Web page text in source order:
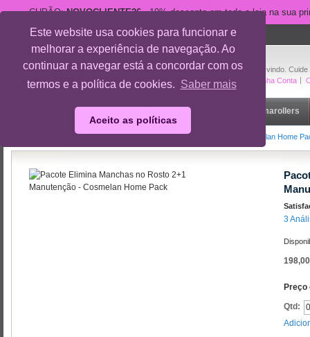
Este website usa cookies para funcionar e
melhorar a experiência de navegação. Ao
continuar a navegar está a concordar com os
termos e a política de cookies. Saber mais
Aceito as políticas
CUPÃO:NOVOCLIENTE26- 10% desconto em toda a loja na sua
Bem-vindo.
A Minha Conta
suporte@cuidedesi.pt
+351 918 595 801
Rosto Dermarollers
Pacote Elimina Manchas no Rosto 2+1 Manutenção - Cosmelan Home
3
Preço
Qtd: